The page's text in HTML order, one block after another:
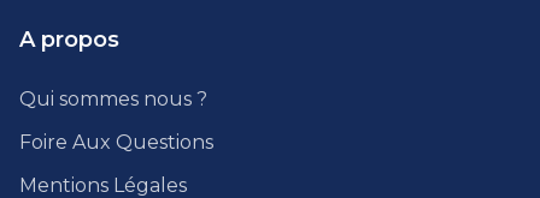
A propos
Qui sommes nous ?
Foire Aux Questions
Mentions Légales